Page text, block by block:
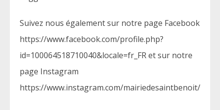
Suivez nous également sur notre page Facebook
https://www.facebook.com/profile.php?
id=100064518710040&locale=fr_FR et sur notre
page Instagram
https://www.instagram.com/mairiedesaintbenoit/